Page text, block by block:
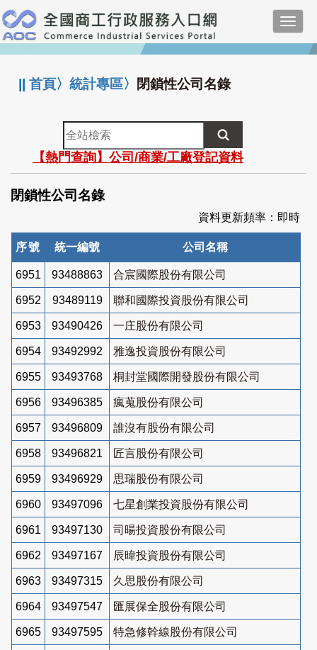
跳
到
主
要
:::
||首頁〉統計專區〉 閉鎖性公司名錄
全
站
檢
索
【熱門查詢】公司/商業/工廠登記資料
閉鎖性公司名錄
資料更新頻率：即時
序號 統一編號 公司名稱
6951 93488863 合宸國際股份有限公司
6952 93489119 聯和國際投資股份有限公司
6953 93490426 一庄股份有限公司
6954 93492992 雅逸投資股份有限公司
6955 93493768 桐封堂國際開發股份有限公司
6956 93496385 瘋蒐股份有限公司
6957 93496809 誰沒有股份有限公司
6958 93496821 匠言股份有限公司
6959 93496929 思瑞股份有限公司
6960 93497096 七星創業投資股份有限公司
6961 93497130 司暘投資股份有限公司
6962 93497167 辰暐投資股份有限公司
6963 93497315 久思股份有限公司
6964 93497547 匯展保全股份有限公司
6965 93497595 特急修幹線股份有限公司